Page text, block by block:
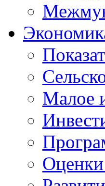
Малое
Оценки